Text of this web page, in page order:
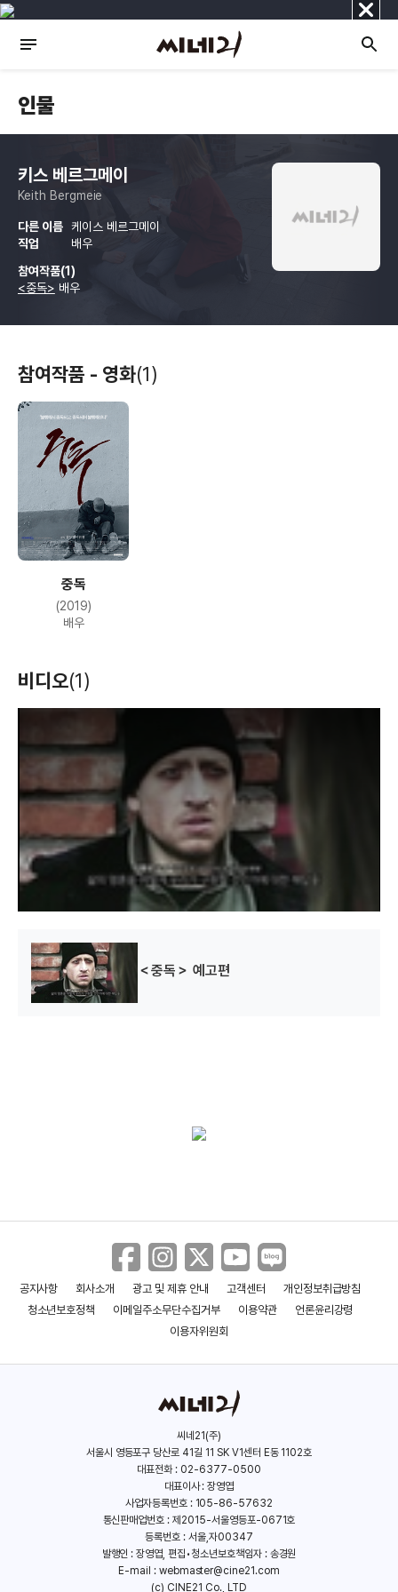
닫
기
인물
키스 베르그메이
Keith Bergmeie
다른 이름 케이스 베르그메이
직업
배우
참여작품(1)
<중독> 배우
참여작품 - 영화(1)
중독
(2019)
배우
비디오(1)
d
a
n
d
o
＜중독＞ 예고편
공지사항 회사소개 광고 및 제휴 안내 고객센터
개인정보취급방침
청소년보호정책
이메일주소무단수집거부 이용약관
언론윤리강령
이용자위원회
씨네21(주)
서울시 영등포구 당산로 41길 11 SK V1센터 E동 1102호
대표전화 : 02-6377-0500
대표이사 : 장영엽
사업자등록번호 : 105-86-57632
통신판매업번호 : 제2015-서울영등포-0671호
등록번호 : 서울,자00347
발행인 : 장영엽, 편집•청소년보호책임자 : 송경원
E-mail : webmaster@cine21.com
(c) CINE21 Co., LTD